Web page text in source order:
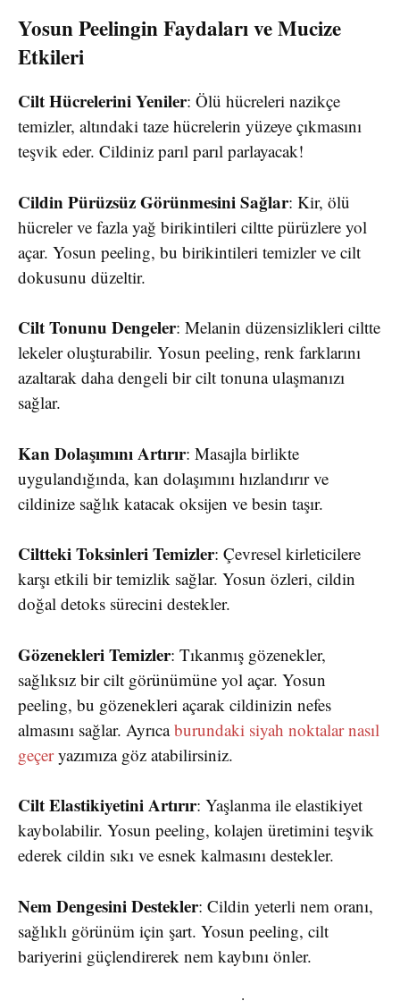
Yosun Peelingin Faydaları ve Mucize
Etkileri
Cilt Hücrelerini Yeniler: Ölü hücreleri nazikçe
temizler, altındaki taze hücrelerin yüzeye çıkmasını
teşvik eder. Cildiniz parıl parıl parlayacak!
Cildin Pürüzsüz Görünmesini Sağlar: Kir, ölü
hücreler ve fazla yağ birikintileri ciltte pürüzlere yol
açar. Yosun peeling, bu birikintileri temizler ve cilt
dokusunu düzeltir.
Cilt Tonunu Dengeler: Melanin düzensizlikleri ciltte
lekeler oluşturabilir. Yosun peeling, renk farklarını
azaltarak daha dengeli bir cilt tonuna ulaşmanızı
sağlar.
Kan Dolaşımını Artırır: Masajla birlikte
uygulandığında, kan dolaşımını hızlandırır ve
cildinize sağlık katacak oksijen ve besin taşır.
Ciltteki Toksinleri Temizler: Çevresel kirleticilere
karşı etkili bir temizlik sağlar. Yosun özleri, cildin
doğal detoks sürecini destekler.
Gözenekleri Temizler: Tıkanmış gözenekler,
sağlıksız bir cilt görünümüne yol açar. Yosun
peeling, bu gözenekleri açarak cildinizin nefes
almasını sağlar. Ayrıcaburundaki siyah noktalar nasıl
geçeryazımıza göz atabilirsiniz.
Cilt Elastikiyetini Artırır: Yaşlanma ile elastikiyet
kaybolabilir. Yosun peeling, kolajen üretimini teşvik
ederek cildin sıkı ve esnek kalmasını destekler.
Nem Dengesini Destekler: Cildin yeterli nem oranı,
sağlıklı görünüm için şart. Yosun peeling, cilt
bariyerini güçlendirerek nem kaybını önler.